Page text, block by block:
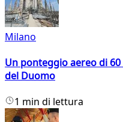
Milano
Un ponteggio aereo di
del Duomo
1 min di lettura